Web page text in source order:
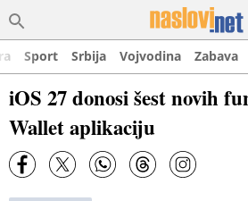
Sport Srbija Vojvodina Zabava
iOS 27 donosi šest novih
Wallet aplikaciju